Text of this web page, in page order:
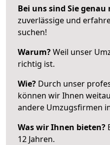
Bei uns sind Sie
zuverlässige und
suchen!
Warum?Weil unser
richtig ist.
Wie? Durch unser
können wir Ihnen
andere Umzugsfirmen
Was wir Ihnen bieten?
12 Jahren.